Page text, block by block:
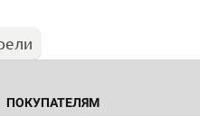
ПОКУПАТЕЛЯМ